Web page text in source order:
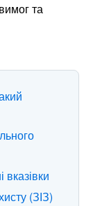
та
вказівки
(ЗІЗ)